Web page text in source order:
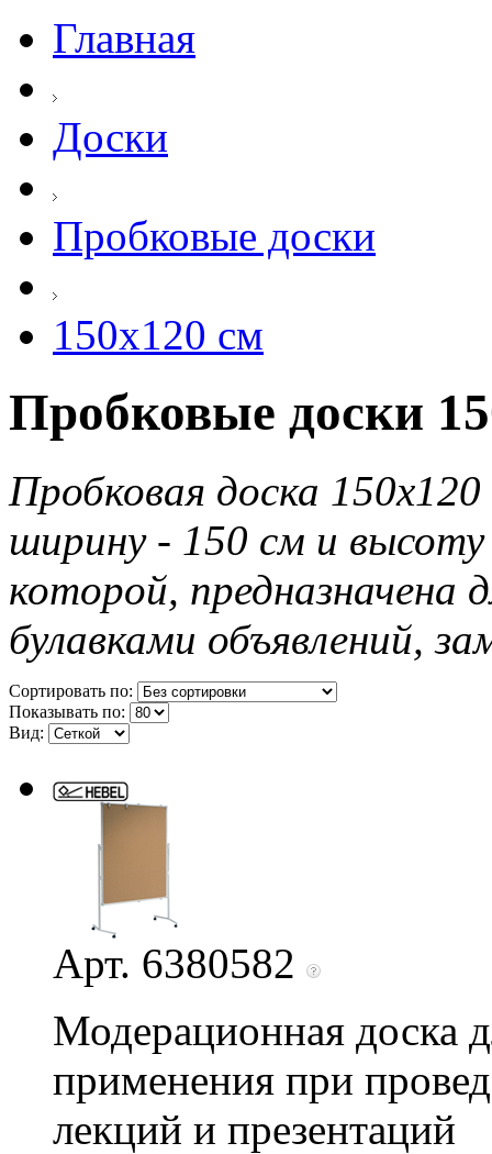
Главная
Доски
Пробковые доски
150х120 см
Пробковые доски
Пробковая доска
ширину - 150 см и
которой, предназначена
булавками объявлений,
Сортировать по:
Показывать по:
Вид:
Арт. 6380582
Модерационная доска
применения при
лекций и презентаций